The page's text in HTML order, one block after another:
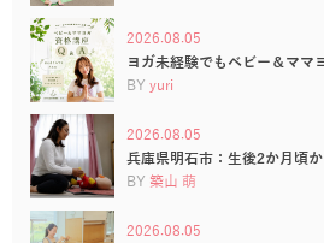
2026.08.05
ヨガ未経験でもベビー＆ママ
BY yuri
2026.08.05
兵庫県明石市：生後2か月頃
BY 築山 萌
2026.08.05